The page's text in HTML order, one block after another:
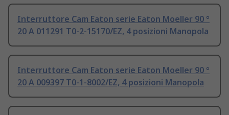
Interruttore Cam Eaton serie Eaton Moeller 90 °
20 A 011291 T0-2-15170/EZ, 4 posizioni Manopola
Interruttore Cam Eaton serie Eaton Moeller 90 °
20 A 009397 T0-1-8002/EZ, 4 posizioni Manopola